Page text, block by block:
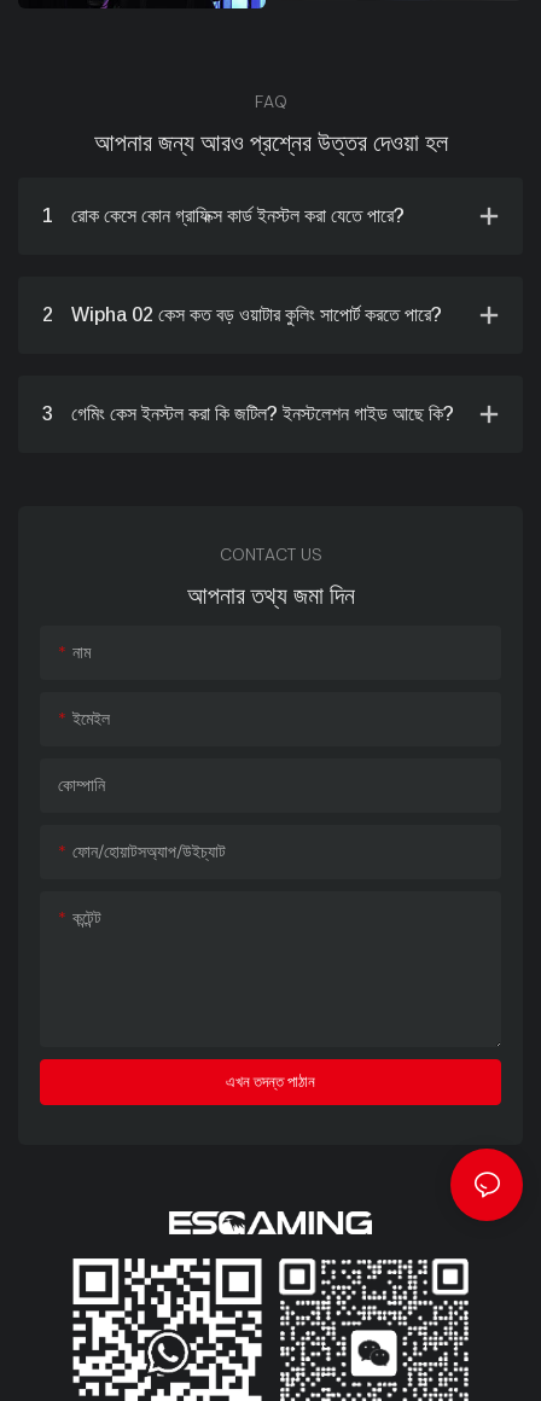
FAQ
আপনার জন্য আরও প্রশ্নের উত্তর দেওয়া হল
1 রোক কেসে কোন গ্রাফিক্স কার্ড ইনস্টল করা যেতে পারে?
2 Wipha 02 কেস কত বড় ওয়াটার কুলিং সাপোর্ট করতে পারে?
3 গেমিং কেস ইনস্টল করা কি জটিল? ইনস্টলেশন গাইড আছে কি?
CONTACT US
আপনার তথ্য জমা দিন
নাম
ইমেইল
কোম্পানি
ফোন/হোয়াটসঅ্যাপ/উইচ্যাট
কন্টেন্ট
এখন তদন্ত পাঠান